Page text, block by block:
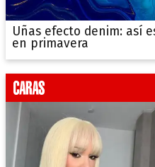
Uñas efecto denim: así
en primavera